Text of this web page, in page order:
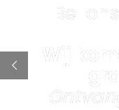
Bel
Wij